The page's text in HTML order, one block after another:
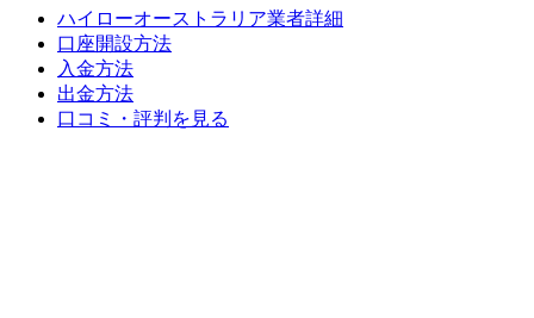
ハイローオーストラリア業者詳細
口座開設方法
入金方法
出金方法
口コミ・評判を見る